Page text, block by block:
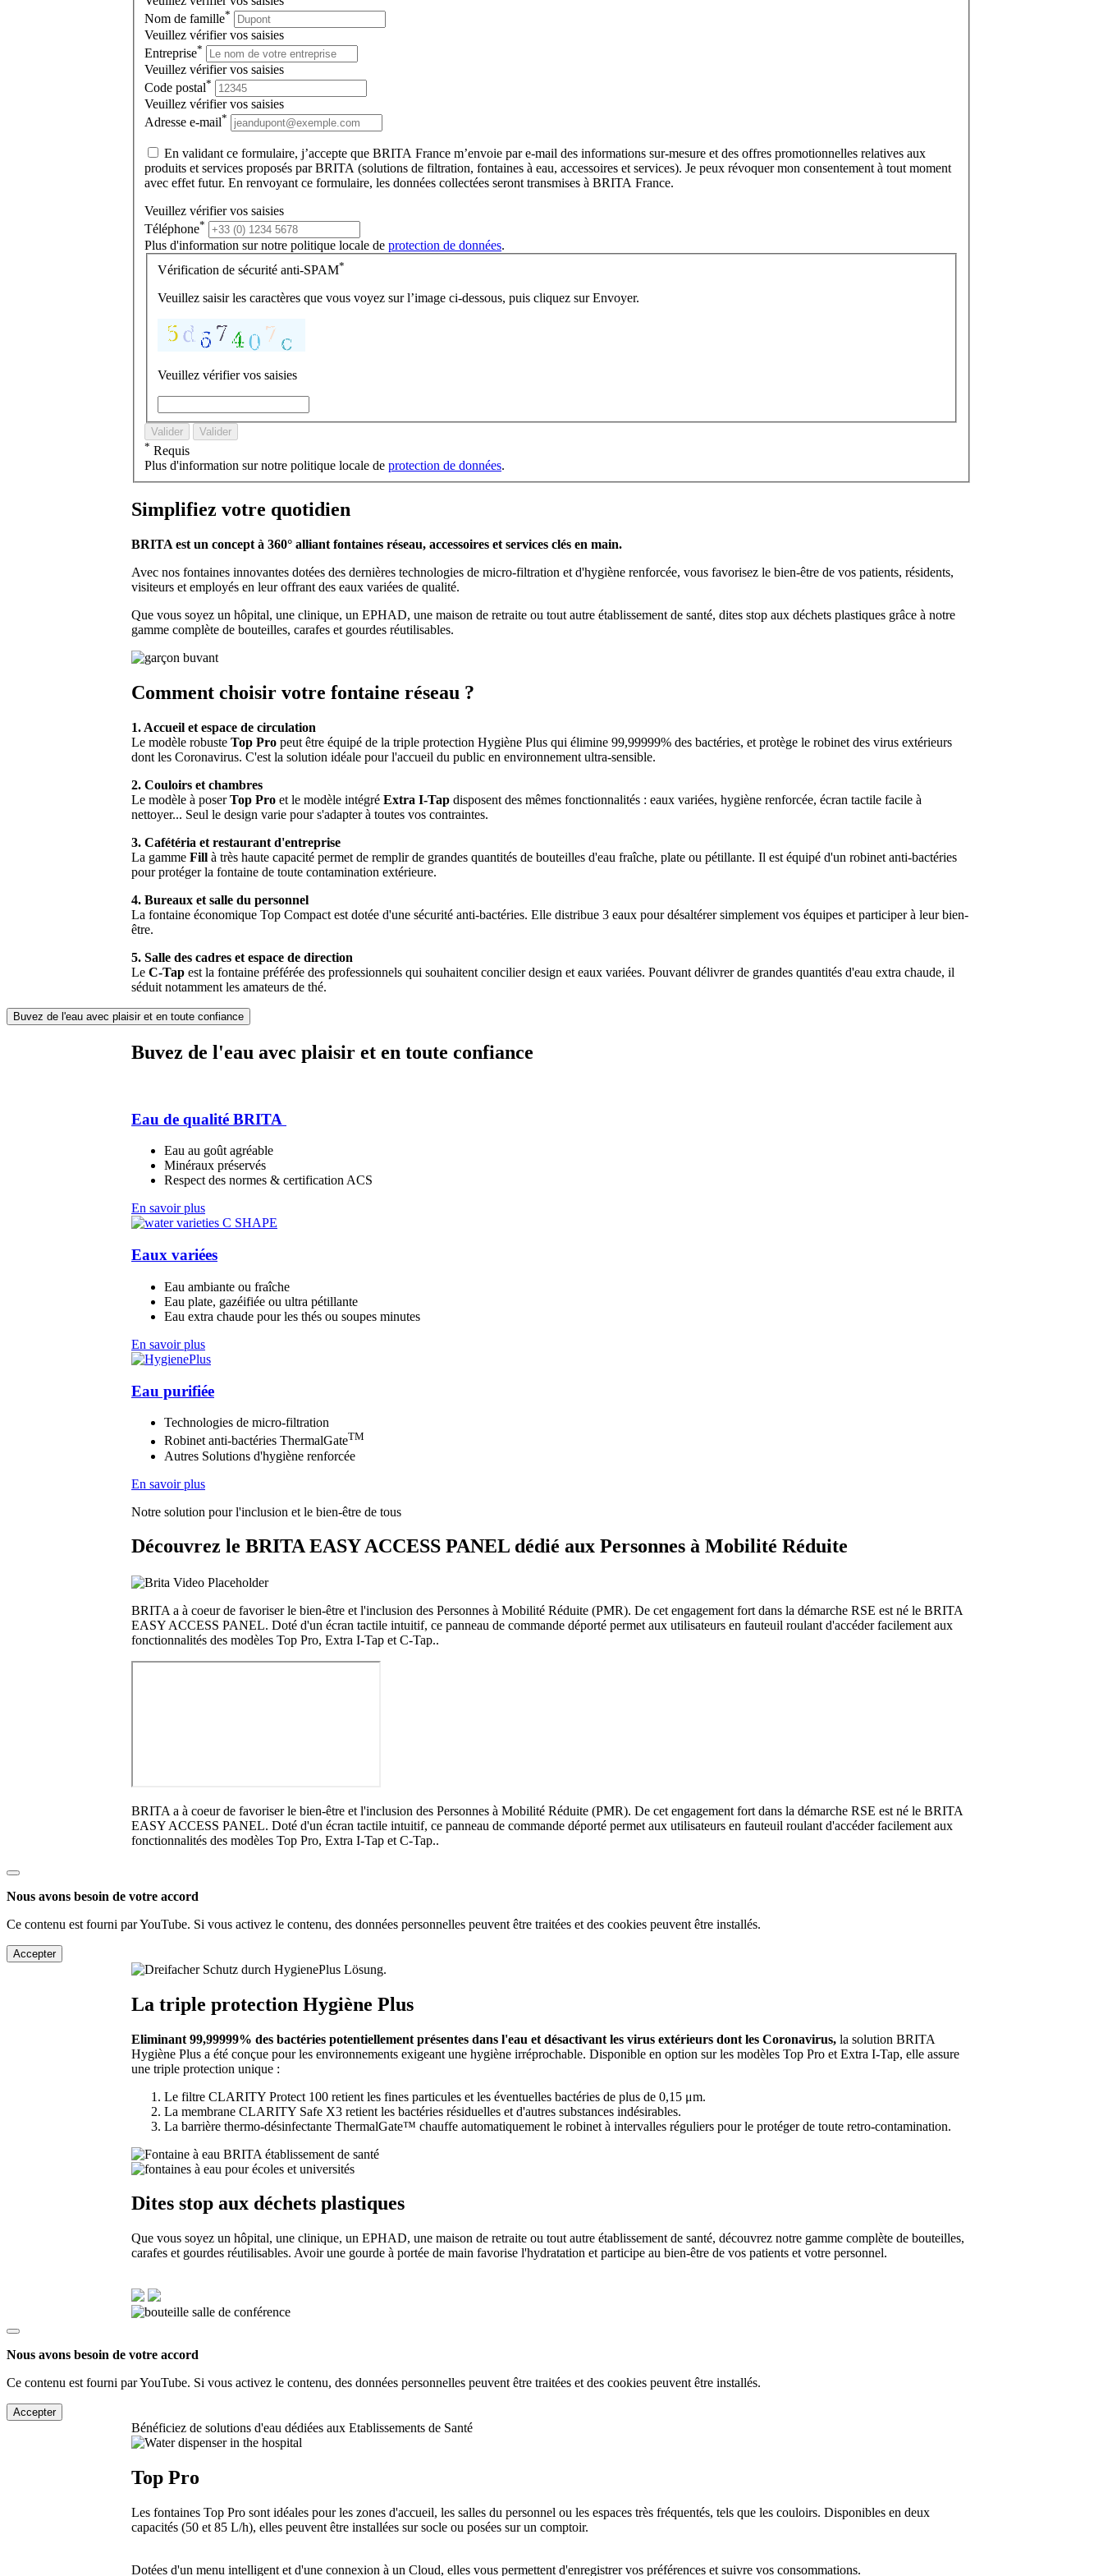
Nom de famille*
Veuillez vérifier vos saisies
Entreprise*
Veuillez vérifier vos saisies
Code postal*
Veuillez vérifier vos saisies
Adresse e-mail*
En validant ce formulaire, j’accepte que BRITA France m’envoie par e-mail des informations sur-mesure et des offres promotionnelles relatives aux
produits et services proposés par BRITA (solutions de filtration, fontaines à eau, accessoires et services). Je peux révoquer mon consentement à tout moment
avec effet futur. En renvoyant ce formulaire, les données collectées seront transmises à BRITA France.
Veuillez vérifier vos saisies
Téléphone*
Plus d'information sur notre politique locale de protection de données.
Vérification de sécurité anti-SPAM*
Veuillez saisir les caractères que vous voyez sur l’image ci-dessous, puis cliquez sur Envoyer.
Veuillez vérifier vos saisies
Valider
Valider
* Requis
Plus d'information sur notre politique locale de protection de données.
Simplifiez votre quotidien
BRITA est un concept à 360° alliant fontaines réseau, accessoires et services clés en main.
Avec nos fontaines innovantes dotées des dernières technologies de micro-filtration et d'hygiène renforcée, vous favorisez le bien-être de vos patients, résidents,
visiteurs et employés en leur offrant des eaux variées de qualité.
Que vous soyez un hôpital, une clinique, un EPHAD, une maison de retraite ou tout autre établissement de santé, dites stop aux déchets plastiques grâce à notre
gamme complète de bouteilles, carafes et gourdes réutilisables.
Comment choisir votre fontaine réseau ?
1. Accueil et espace de circulation
Le modèle robuste Top Pro peut être équipé de la triple protection Hygiène Plus qui élimine 99,99999% des bactéries, et protège le robinet des virus extérieurs
dont les Coronavirus. C'est la solution idéale pour l'accueil du public en environnement ultra-sensible.
2. Couloirs et chambres
Le modèle à poserTop Pro et le modèle intégré Extra I-Tap disposent des mêmes fonctionnalités : eaux variées, hygiène renforcée, écran tactile facile à
nettoyer... Seul le design varie pour s'adapter à toutes vos contraintes.
3. Cafétéria et restaurant d'entreprise
La gamme Fill à très haute capacité permet de remplir de grandes quantités de bouteilles d'eau fraîche, plate ou pétillante. Il est équipé d'un robinet anti-bactéries
pour protéger la fontaine de toute contamination extérieure.
4. Bureaux et salle du personnel
La fontaine économique Top Compact est dotée d'une sécurité anti-bactéries. Elle distribue 3 eaux pour désaltérer simplement vos équipes et participer à leur bien-
être.
5. Salle des cadres et espace de direction
Le C-Tap est la fontaine préférée des professionnels qui souhaitent concilier design et eaux variées. Pouvant délivrer de grandes quantités d'eau extra chaude, il
séduit notamment les amateurs de thé.
Buvez de l'eau avec plaisir et en toute confiance
Buvez de l'eau avec plaisir et en toute confiance
Eau de qualité BRITA
Eau au goût agréable
Minéraux préservés
Respect des normes & certification ACS
En savoir plus
Eaux variées
Eau ambiante ou fraîche
Eau plate, gazéifiée ou ultra pétillante
Eau extra chaude pour les thés ou soupes minutes
En savoir plus
Eau purifiée
Technologies de micro-filtration
Robinet anti-bactéries ThermalGateTM
Autres Solutions d'hygiène renforcée
En savoir plus
Notre solution pour l'inclusion et le bien-être de tous
Découvrez le BRITA EASY ACCESS PANEL dédié aux Personnes à Mobilité Réduite
BRITA a à coeur de favoriser le bien-être et l'inclusion des Personnes à Mobilité Réduite (PMR). De cet engagement fort dans la démarche RSE est né le BRITA
EASY ACCESS PANEL. Doté d'un écran tactile intuitif, ce panneau de commande déporté permet aux utilisateurs en fauteuil roulant d'accéder facilement aux
fonctionnalités des modèles Top Pro, Extra I-Tap et C-Tap..
BRITA a à coeur de favoriser le bien-être et l'inclusion des Personnes à Mobilité Réduite (PMR). De cet engagement fort dans la démarche RSE est né le BRITA
EASY ACCESS PANEL. Doté d'un écran tactile intuitif, ce panneau de commande déporté permet aux utilisateurs en fauteuil roulant d'accéder facilement aux
fonctionnalités des modèles Top Pro, Extra I-Tap et C-Tap..
Nous avons besoin de votre accord
Ce contenu est fourni par YouTube. Si vous activez le contenu, des données personnelles peuvent être traitées et des cookies peuvent être installés.
Accepter
La triple protection Hygiène Plus
Eliminant 99,99999% des bactéries potentiellement présentes dans l'eau et désactivant les virus extérieurs dont les Coronavirus, la solution BRITA
Hygiène Plus a été conçue pour les environnements exigeant une hygiène irréprochable. Disponible en option sur les modèles Top Pro et Extra I-Tap, elle assure
une triple protection unique :
Le filtre CLARITY Protect 100 retient les fines particules et les éventuelles bactéries de plus de 0,15 μm.
La membrane CLARITY Safe X3 retient les bactéries résiduelles et d'autres substances indésirables.
La barrière thermo-désinfectante ThermalGate™ chauffe automatiquement le robinet à intervalles réguliers pour le protéger de toute retro-contamination.
Dites stop aux déchets plastiques
Que vous soyez un hôpital, une clinique, un EPHAD, une maison de retraite ou tout autre établissement de santé, découvrez notre gamme complète de bouteilles,
carafes et gourdes réutilisables. Avoir une gourde à portée de main favorise l'hydratation et participe au bien-être de vos patients et votre personnel.
Nous avons besoin de votre accord
Ce contenu est fourni par YouTube. Si vous activez le contenu, des données personnelles peuvent être traitées et des cookies peuvent être installés.
Accepter
Bénéficiez de solutions d'eau dédiées aux Etablissements de Santé
Top Pro
Les fontaines Top Pro sont idéales pour les zones d'accueil, les salles du personnel ou les espaces très fréquentés, tels que les couloirs. Disponibles en deux
capacités (50 et 85 L/h), elles peuvent être installées sur socle ou posées sur un comptoir.
Dotées d'un menu intelligent et d'une connexion à un Cloud, elles vous permettent d'enregistrer vos préférences et suivre vos consommations.